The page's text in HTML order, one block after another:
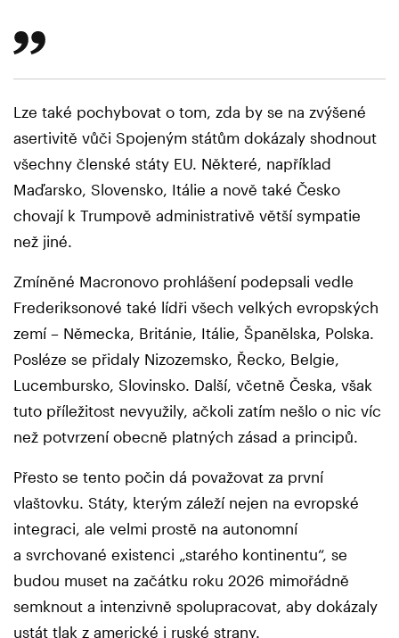
Lze také pochybovat o tom, zda by se na zvýšené
asertivitě vůči Spojeným státům dokázaly shodnout
všechny členské státy EU. Některé, například
Maďarsko, Slovensko, Itálie a nově také Česko
chovají k Trumpově administrativě větší sympatie
než jiné.
Zmíněné Macronovo prohlášení podepsali vedle
Frederiksonové také lídři všech velkých evropských
zemí – Německa, Británie, Itálie, Španělska, Polska.
Posléze se přidaly Nizozemsko, Řecko, Belgie,
Lucembursko, Slovinsko. Další, včetně Česka, však
tuto příležitost nevyužily, ačkoli zatím nešlo o nic víc
než potvrzení obecně platných zásad a principů.
Přesto se tento počin dá považovat za první
vlaštovku. Státy, kterým záleží nejen na evropské
integraci, ale velmi prostě na autonomní
a svrchované existenci „starého kontinentu“, se
budou muset na začátku roku 2026 mimořádně
semknout a intenzivně spolupracovat, aby dokázaly
ustát tlak z americké i ruské strany.